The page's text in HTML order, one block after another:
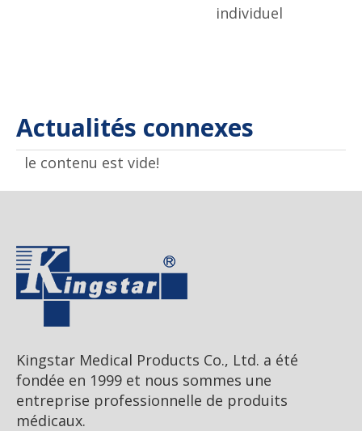
individuel
Actualités connexes
le contenu est vide!
Kingstar Medical Products Co., Ltd. a été
fondée en 1999 et nous sommes une
entreprise professionnelle de produits
médicaux.